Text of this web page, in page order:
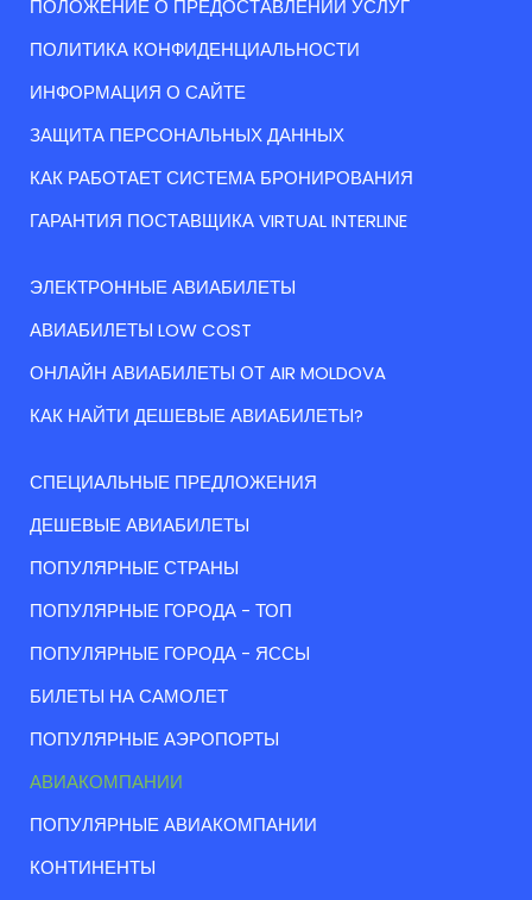
ПОЛОЖЕНИЕ О ПРЕДОСТАВЛЕНИИ УСЛУГ
ПОЛИТИКА КОНФИДЕНЦИАЛЬНОСТИ
ИНФОРМАЦИЯ О САЙТЕ
ЗАЩИТА ПЕРСОНАЛЬНЫХ ДАННЫХ
КАК РАБОТАЕТ СИСТЕМА БРОНИРОВАНИЯ
ГАРАНТИЯ ПОСТАВЩИКА VIRTUAL INTERLINE
ЭЛЕКТРОННЫЕ АВИАБИЛЕТЫ
АВИАБИЛЕТЫ LOW COST
ОНЛАЙН АВИАБИЛЕТЫ ОТ AIR MOLDOVA
КАК НАЙТИ ДЕШЕВЫЕ АВИАБИЛЕТЫ?
СПЕЦИАЛЬНЫЕ ПРЕДЛОЖЕНИЯ
ДЕШЕВЫЕ АВИАБИЛЕТЫ
ПОПУЛЯРНЫЕ СТРАНЫ
ПОПУЛЯРНЫЕ ГОРОДА - ТОП
ПОПУЛЯРНЫЕ ГОРОДА - ЯССЫ
БИЛЕТЫ НА САМОЛЕТ
ПОПУЛЯРНЫЕ АЭРОПОРТЫ
АВИАКОМПАНИИ
ПОПУЛЯРНЫЕ АВИАКОМПАНИИ
КОНТИНЕНТЫ